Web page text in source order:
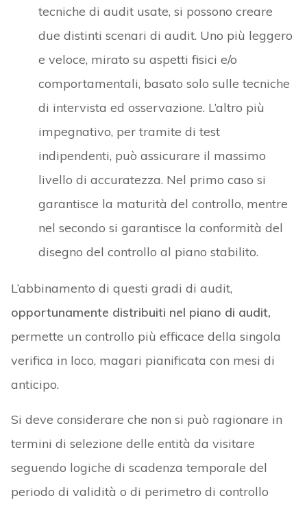
tecniche di audit usate, si possono creare
due distinti scenari di audit. Uno più leggero
e veloce, mirato su aspetti fisici e/o
comportamentali, basato solo sulle tecniche
di intervista ed osservazione. L’altro più
impegnativo, per tramite di test
indipendenti, può assicurare il massimo
livello di accuratezza. Nel primo caso si
garantisce la maturità del controllo, mentre
nel secondo si garantisce la conformità del
disegno del controllo al piano stabilito.
L’abbinamento di questi gradi di audit,
opportunamente distribuiti nel piano di audit,
permette un controllo più efficace della singola
verifica in loco, magari pianificata con mesi di
anticipo.
Si deve considerare che non si può ragionare in
termini di selezione delle entità da visitare
seguendo logiche di scadenza temporale del
periodo di validità o di perimetro di controllo